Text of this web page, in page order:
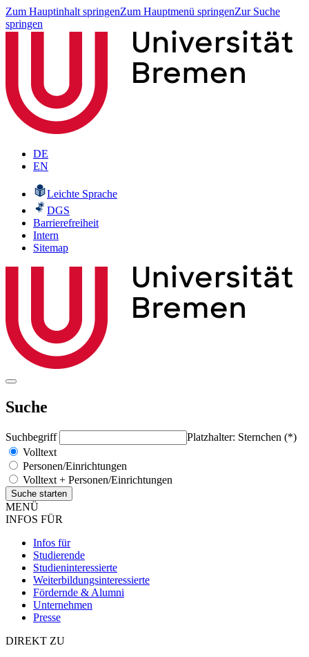
Zum Hauptinhalt springenZum Hauptmenü springenZur Suche
springen
DE
EN
Leichte Sprache
DGS
Barrierefreiheit
Intern
Sitemap
Suche
Suchbegriff
Platzhalter: Sternchen (*)
Volltext
Personen/Einrichtungen
Volltext + Personen/Einrichtungen
MENÜ
INFOS FÜR
Infos für
Studierende
Studieninteressierte
Weiterbildungsinteressierte
Fördernde & Alumni
Unternehmen
Presse
DIREKT ZU